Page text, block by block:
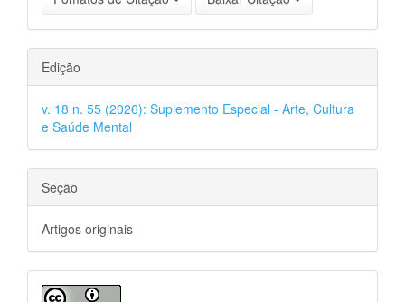
Edição
v. 18 n. 55 (2026): Suplemento Especial - Arte, Cultura
e Saúde Mental
Seção
Artigos originais